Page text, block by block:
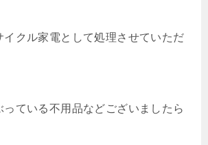
イクル家電として処理させていただ
ている不用品などございましたら